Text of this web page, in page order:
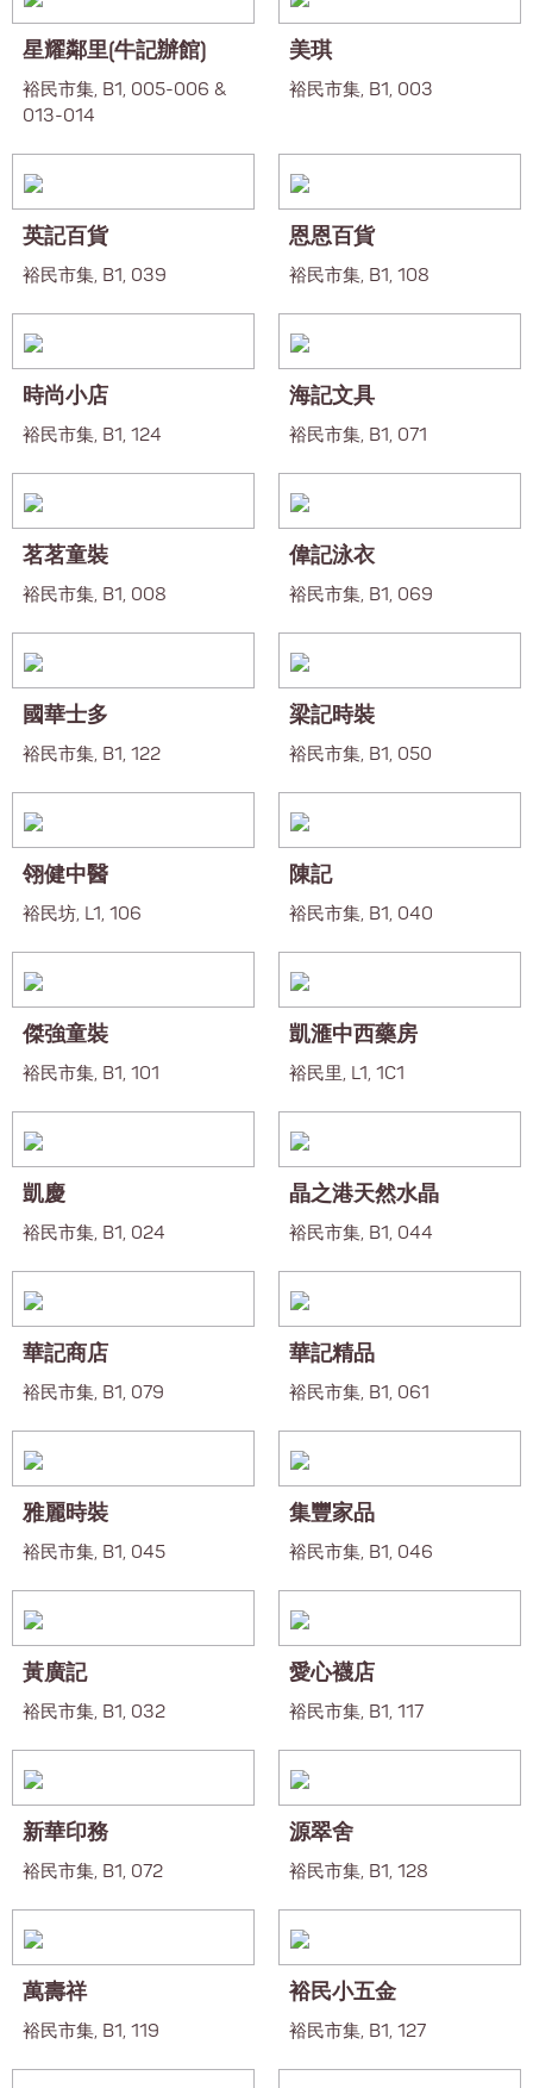
星耀鄰里(牛記辦館)
裕民市集, B1, 005-006 &
013-014
美琪
裕民市集, B1, 003
英記百貨
裕民市集, B1, 039
恩恩百貨
裕民市集, B1, 108
時尚小店
裕民市集, B1, 124
海記文具
裕民市集, B1, 071
茗茗童裝
裕民市集, B1, 008
偉記泳衣
裕民市集, B1, 069
國華士多
裕民市集, B1, 122
梁記時裝
裕民市集, B1, 050
翎健中醫
裕民坊, L1, 106
陳記
裕民市集, B1, 040
傑強童裝
裕民市集, B1, 101
凱滙中西藥房
裕民里, L1, 1C1
凱慶
裕民市集, B1, 024
晶之港天然水晶
裕民市集, B1, 044
華記商店
裕民市集, B1, 079
華記精品
裕民市集, B1, 061
雅麗時裝
裕民市集, B1, 045
集豐家品
裕民市集, B1, 046
黃廣記
裕民市集, B1, 032
愛心襪店
裕民市集, B1, 117
新華印務
裕民市集, B1, 072
源翠舍
裕民市集, B1, 128
萬壽祥
裕民市集, B1, 119
裕民小五金
裕民市集, B1, 127